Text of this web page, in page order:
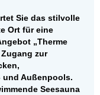
Sie das stilvolle
Ort für eine
„Therme
zur
und Außenpools.
Seesauna